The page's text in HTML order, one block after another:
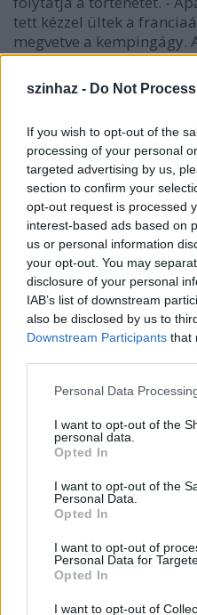
szinhaz - Do Not
If you wish to opt-out of the
processing of your personal
targeted advertising by us,
section to confirm your
opt-out request is processed
interest-based ads based on
us or personal information
your opt-out. You may
disclosure of your personal
IAB’s list of downstream
also be disclosed by us to
Downstream Participants that
Please note that this
not limited to your visit or
grant or deny consent to
use your data for below
consent section.
Personal Data
I want to opt-out of the
personal data.
Opted In
I want to opt-out of the
Personal Data.
Opted In
I want to opt-out of
Personal Data for
Opted In
I want to opt-out of
tett kézzel ültek a
megvetve a kempingágy.
pedig előtte soha nem
"Apukám, képzeld,
keze, és azt mondta,
összepakoltam,
eddig vele lehettem, és
maradt, betegeskedő
Csárdáskirálynő
Futár vitte ki a
Esti tagozaton járt
diplomázott a
az osztályfőnöke.
Színházba osztották be
- Én játszottam a